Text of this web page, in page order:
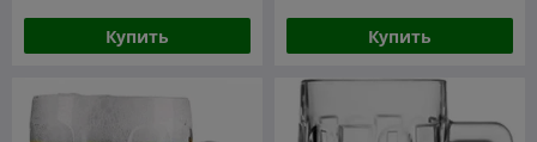
Купить Купить